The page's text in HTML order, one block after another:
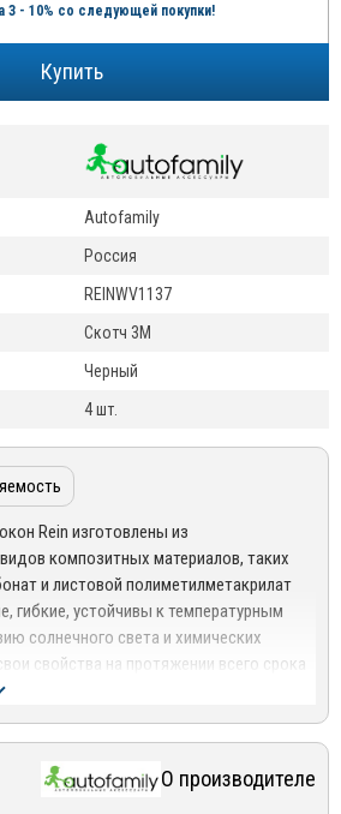
3 - 10% со следующей покупки!
Autofamily
Россия
REINWV1137
Скотч 3M
Черный
4 шт.
Rein изготовлены из
композитных материалов, таких
и листовой полиметилметакрилат
гибкие, устойчивы к температурным
солнечного света и химических
свойства на протяжении всего срока
современных технологий
двустороннего скотча 3M,
О производителе